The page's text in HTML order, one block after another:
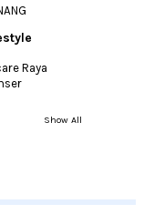
Raya
Show All